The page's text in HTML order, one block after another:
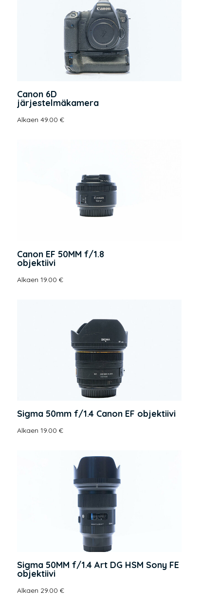
Canon 6D
järjestelmäkamera
Alkaen 49.00 €
Canon EF 50MM f/1.8
objektiivi
Alkaen 19.00 €
Sigma 50mm f/1.4 Canon EF objektiivi
Alkaen 19.00 €
Sigma 50MM f/1.4 Art DG HSM Sony FE
objektiivi
Alkaen 29.00 €